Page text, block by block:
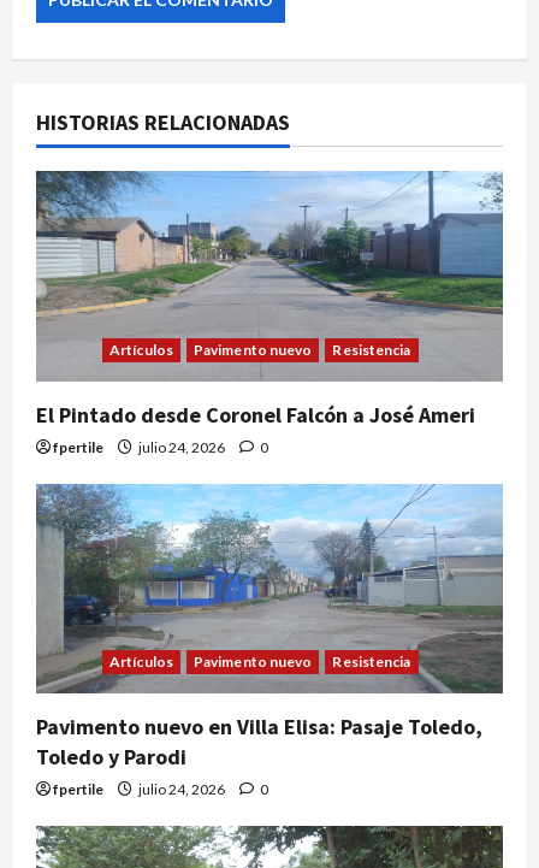
HISTORIAS RELACIONADAS
Artículos Pavimento nuevo Resistencia
El Pintado desde Coronel Falcón a José Ameri
fpertile julio 24, 2026 0
Artículos Pavimento nuevo Resistencia
Pavimento nuevo en Villa Elisa: Pasaje Toledo,
Toledo y Parodi
fpertile julio 24, 2026 0